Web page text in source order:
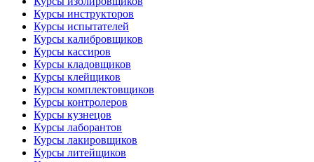
Курсы инструкторов
Курсы испытателей
Курсы калибровщиков
Курсы кассиров
Курсы кладовщиков
Курсы клейщиков
Курсы комплектовщиков
Курсы контролеров
Курсы кузнецов
Курсы лаборантов
Курсы лакировщиков
Курсы литейщиков